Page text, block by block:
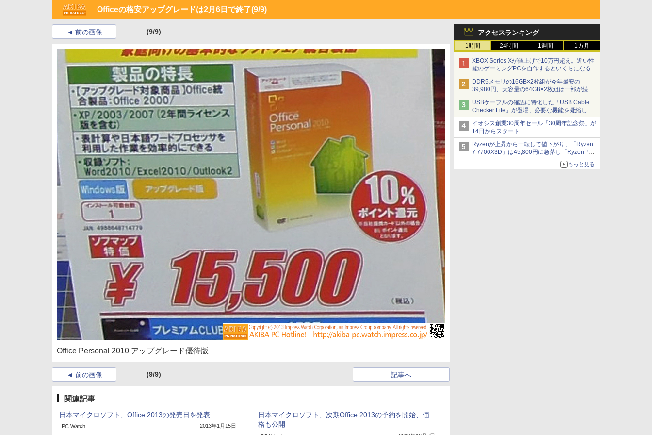
Officeの格安アップグレードは2月6日で終了(9/9)
アクセスランキング
1時間 24時間 1週間 1カ月
XBOX Series Xが値上げで10万円超え。近い性
能のゲーミングPCを自作するといくらになる？
【石田賀津男の『酒の肴にPCゲーム』】
DDR5メモリの16GB×2枚組が今年最安の
39,980円、大容量の64GB×2枚組は一部が続騰
[8月前半のメモリ価格]
USBケーブルの確認に特化した「USB Cable
Checker Lite」が登場、必要な機能を凝縮しコ
ンパクトに 7日発売
イオシス創業30周年セール「30周年記念祭」が
14日からスタート
Ryzenが上昇から一転して値下がり、「Ryzen
7 7700X3D」は45,800円に急落し「Ryzen 7
7800X3D」との価格逆転解消 [8月前半のCPU
もっと見る
前の画像 (9/9)
Office Personal 2010 アップグレード優待版
前の画像 (9/9) 記事へ
関連記事
日本マイクロソフト、Office 2013の発売日を発表
PC Watch 2013年1月15日
日本マイクロソフト、次期Office 2013の予約を開始、価
格も公開